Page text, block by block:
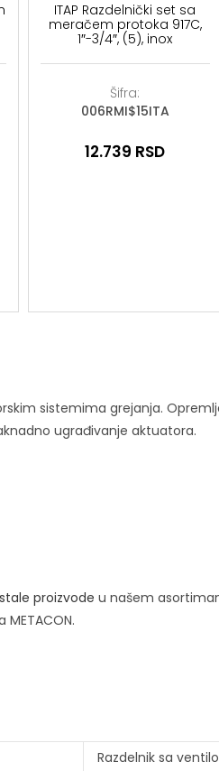
ITAP Razdelnički set sa
meračem protoka 917C,
1″-3/4″, (5), inox
Šifra:
006RMI$15ITA
12.739 RSD
sistemima grejanja.
ugrađivanje aktuatora.
proizvode u našem
Razdelnik sa